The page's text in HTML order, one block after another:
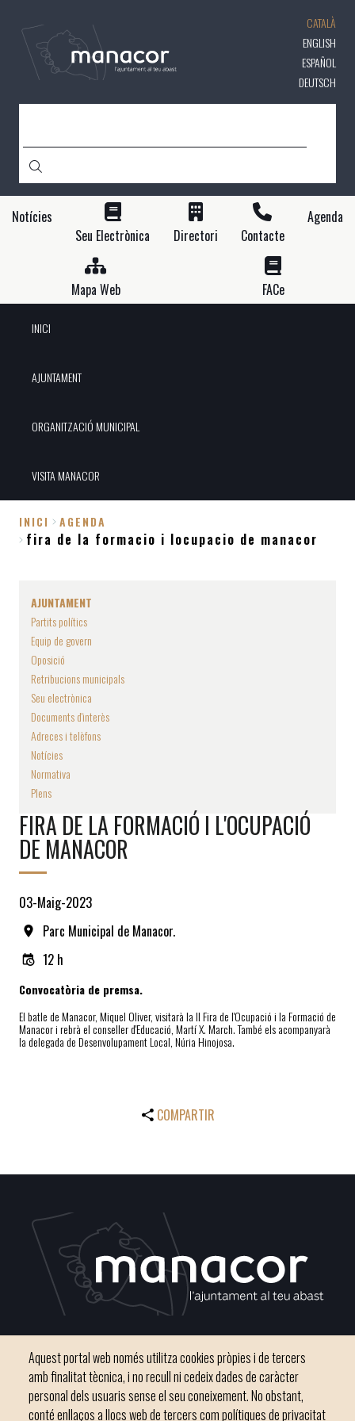
contingut
CATALÀ
ENGLISH
ESPAÑOL
DEUTSCH
Notícies
Seu Electrònica
Directori Contacte
Agenda
Mapa Web FACe
INICI
AJUNTAMENT
ORGANITZACIÓ MUNICIPAL
VISITA MANACOR
Fil
INICI AGENDA
fira de la formacio i locupacio de manacor
AJUNTAMENT
Partits polítics
Equip de govern
Oposició
Retribucions municipals
Seu electrònica
Documents d'interès
Adreces i telèfons
Notícies
Normativa
Plens
FIRA DE LA FORMACIÓ I L'OCUPACIÓ
DE MANACOR
03-Maig-2023
Parc Municipal de Manacor.
12 h
Convocatòria de premsa.
El batle de Manacor, Miquel Oliver, visitarà la II Fira de l'Ocupació i la Formació de
Manacor i rebrà el conseller d'Educació, Martí X. March. També els acompanyarà
la delegada de Desenvolupament Local, Núria Hinojosa.
COMPARTIR
Telèfon 971 84 91 00 - CIF: P0703300D
Aquest portal web només utilitza cookies pròpies i de tercers
amb finalitat tècnica, i no recull ni cedeix dades de caràcter
personal dels usuaris sense el seu coneixement. No obstant,
conté enllaços a llocs web de tercers com polítiques de privacitat